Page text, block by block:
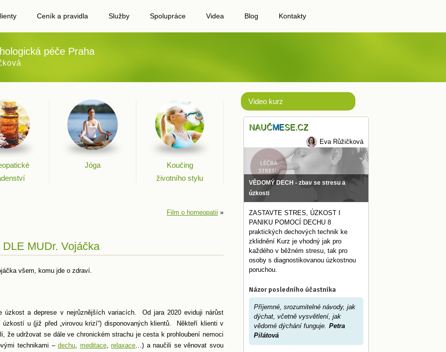
Ceník a pravidla Služby Spolupráce Videa Blog Kontakty
péče Praha
Jóga
Koučing
životního stylu
Film o homeopatii »
MUDr. Vojáčka
všem, komu jde o zdraví.
úzkost a deprese v nejrůznějších variacích. Od jara 2020 eviduji nárůst
u (již před „virovou krizí“) disponovaných klientů. Někteří klienti v
že udržovat se dále ve chronickém strachu je cesta k prohloubení nemoci
technikami –dechu, meditace,relaxace…) a naučili se věnovat svou
Video kurz
NAUČMESE.CZ
Eva Růžičková
VĚDOMÝ DECH - zbav se stresu a
úzkosti
ZASTAVTE STRES, ÚZKOST I
PANIKU POMOCÍ DECHU 8
praktických dechových technik ke
zklidnění Kurz je vhodný jak pro
každého v běžném stresu, tak pro
osoby s diagnostikovanou úzkostnou
poruchou.
Názor posledního účastníka
Příjemné, srozumitelné návody, jak
dýchat, včetně vysvětlení, jak
vědomé dýchání funguje. Petra
Pilátová